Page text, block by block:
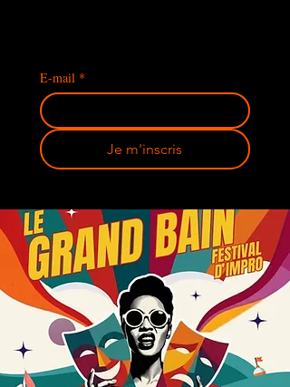
E-mail *
Je m'inscris